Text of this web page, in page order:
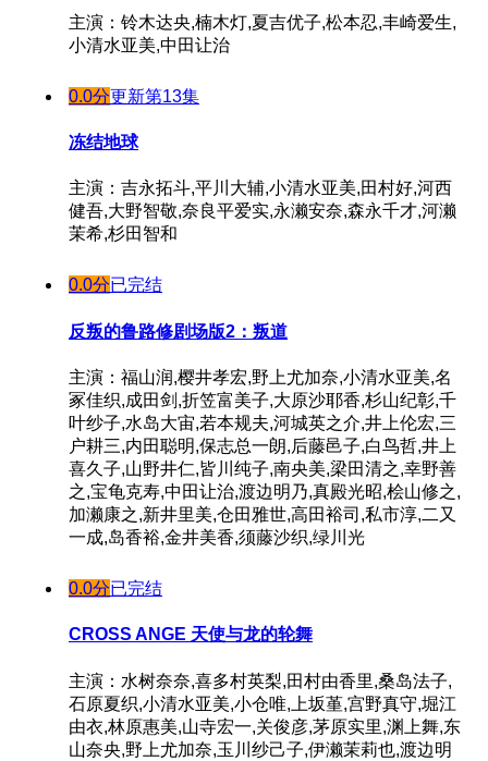
主演：铃木达央,楠木灯,夏吉优子,松本忍,丰崎爱生,
小清水亚美,中田让治
0.0分更新第13集
冻结地球
主演：吉永拓斗,平川大辅,小清水亚美,田村好,河西
健吾,大野智敬,奈良平爱实,永濑安奈,森永千才,河濑
茉希,杉田智和
0.0分已完结
反叛的鲁路修剧场版2：叛道
主演：福山润,樱井孝宏,野上尤加奈,小清水亚美,名
冢佳织,成田剑,折笠富美子,大原沙耶香,杉山纪彰,千
叶纱子,水岛大宙,若本规夫,河城英之介,井上伦宏,三
户耕三,内田聪明,保志总一朗,后藤邑子,白鸟哲,井上
喜久子,山野井仁,皆川纯子,南央美,梁田清之,幸野善
之,宝龟克寿,中田让治,渡边明乃,真殿光昭,桧山修之,
加濑康之,新井里美,仓田雅世,高田裕司,私市淳,二又
一成,岛香裕,金井美香,须藤沙织,绿川光
0.0分已完结
CROSS ANGE 天使与龙的轮舞
主演：水树奈奈,喜多村英梨,田村由香里,桑岛法子,
石原夏织,小清水亚美,小仓唯,上坂堇,宫野真守,堀江
由衣,林原惠美,山寺宏一,关俊彦,茅原实里,渊上舞,东
山奈央,野上尤加奈,玉川纱己子,伊濑茉莉也,渡边明